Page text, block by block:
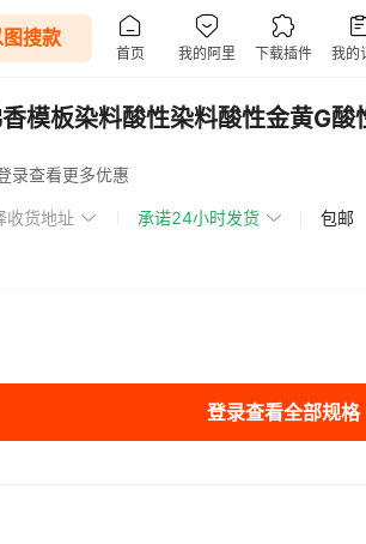
模板染料酸性染料酸性金黄G
录查看更多优惠
收货地址 承诺24小时发货 包邮
登录查看全部规格